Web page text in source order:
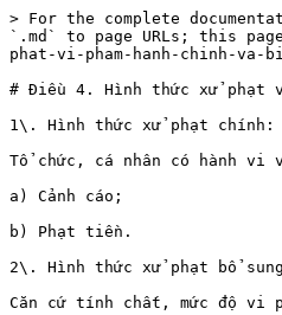
> For the complete
`.md` to page URLs; this
phat-vi-pham-hanh-chinh-va-
# Điều 4. Hình thức xử phạt
1\. Hình thức xử phạt chính:
Tổ chức, cá nhân có hành vi
a) Cảnh cáo;
b) Phạt tiền.
2\. Hình thức xử phạt bổ
Căn cứ tính chất, mức độ vi